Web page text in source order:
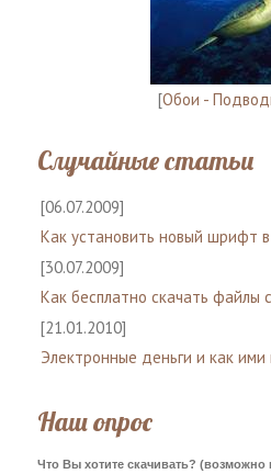
[Обои -
Случайные статьи
[06.07.2009]
Как установить новый шрифт
[30.07.2009]
Как бесплатно скачать файлы
[21.01.2010]
Электронные деньги и как ими
Наш опрос
Что Вы хотите скачивать? (возможно